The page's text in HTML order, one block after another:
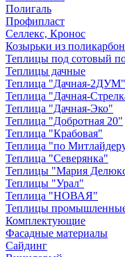
Полигаль
Профипласт
Селлекс, Кронос
Козырьки из
Теплицы под сотовый
Теплицы дачные
Теплица "Дачная-2ДУМ"
Теплица "Дачная-
Теплица "Дачная-Эко"
Теплица "Добротная 20"
Теплица "Крабовая"
Теплица "по
Теплица "Северянка"
Теплицы "Мария
Теплицы "Урал"
Теплица "НОВАЯ"
Теплицы
Комплектующие
Фасадные материалы
Сайдинг